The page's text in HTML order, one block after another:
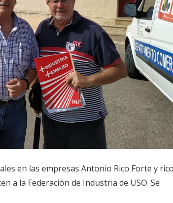
en las empresas Antonio Rico Forte y
a la Federación de Industria de USO. Se